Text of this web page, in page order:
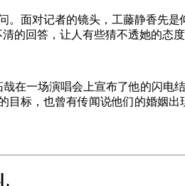
面对记者的镜头，工藤静香先
的回答，让人有些猜不透她的态度
在一场演唱会上宣布了他的闪
标，也曾有传闻说他们的婚姻